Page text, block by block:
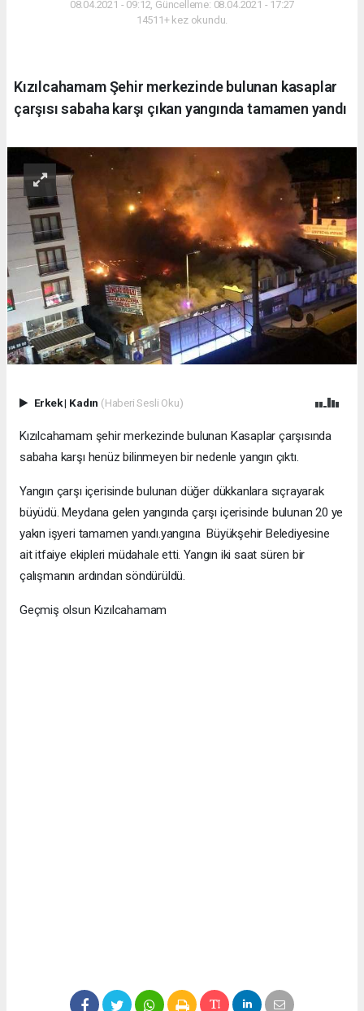
08.04.2021 - 09:12, Güncelleme: 08.04.2021 - 17:27
14511+ kez okundu.
Kızılcahamam Şehir merkezinde bulunan kasaplar
çarşısı sabaha karşı çıkan yangında tamamen yandı
Erkek| Kadın (Haberi Sesli Oku)
Kızılcahamam şehir merkezinde bulunan Kasaplar çarşısında
sabaha karşı henüz bilinmeyen bir nedenle yangın çıktı.
Yangın çarşı içerisinde bulunan düğer dükkanlara sıçrayarak
büyüdü. Meydana gelen yangında çarşı içerisinde bulunan 20 ye
yakın işyeri tamamen yandı.yangına Büyükşehir Belediyesine
ait itfaiye ekipleri müdahale etti. Yangın iki saat süren bir
çalışmanın ardından söndürüldü.
Geçmiş olsun Kızılcahamam